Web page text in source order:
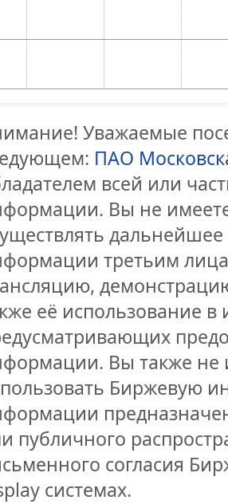
Уважаемые
ПАО
всей или
Вы не
третьим
её использование
Вы также не
Биржевую
публичного
согласия
системах.